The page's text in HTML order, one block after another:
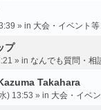
» in 大会・イベント
プ
» in なんでも質問・相
Takahara
) 13:53 » in 大会・イベ